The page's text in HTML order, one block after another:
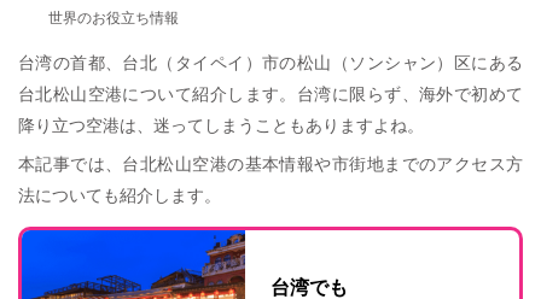
世界のお役立ち情報
台湾の首都、台北（タイペイ）市の松山（ソンシャン）区にある
台北松山空港について紹介します。台湾に限らず、海外で初めて
降り立つ空港は、迷ってしまうこともありますよね。
本記事では、台北松山空港の基本情報や市街地までのアクセス方
法についても紹介します。
台湾でも